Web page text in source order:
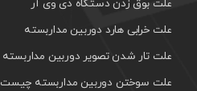
علت بوق زدن دستگاه دی وی آر
علت خرابی هارد دوربین مداربسته
علت تار شدن تصویر دوربین مداربسته
علت سوختن دوربین مداربسته چیست